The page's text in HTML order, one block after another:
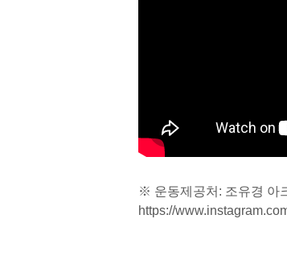
※ 운동제공처: 조유경 아
https://